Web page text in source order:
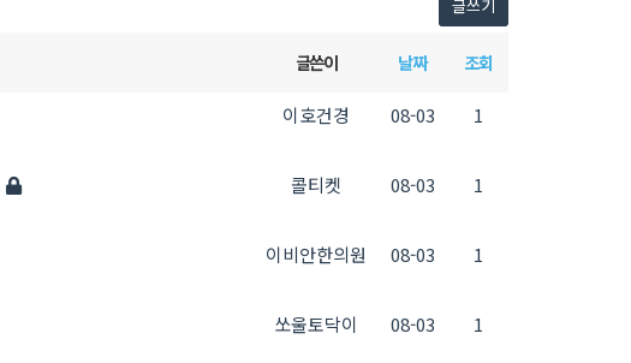
글쓰기
글쓴이 날짜 조회
이호건경 08-03 1
콜티켓 08-03 1
이비안한의원 08-03 1
쏘울토닥이 08-03 1